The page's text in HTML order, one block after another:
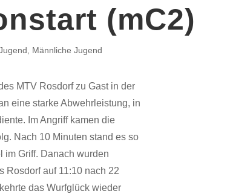
(mC2)
Männliche Jugend
MTV Rosdorf zu Gast in der
eine starke Abwehrleistung, in
Im Angriff kamen die
Nach 10 Minuten stand es so
im Griff. Danach wurden
Rosdorf auf 11:10 nach 22
das Wurfglück wieder